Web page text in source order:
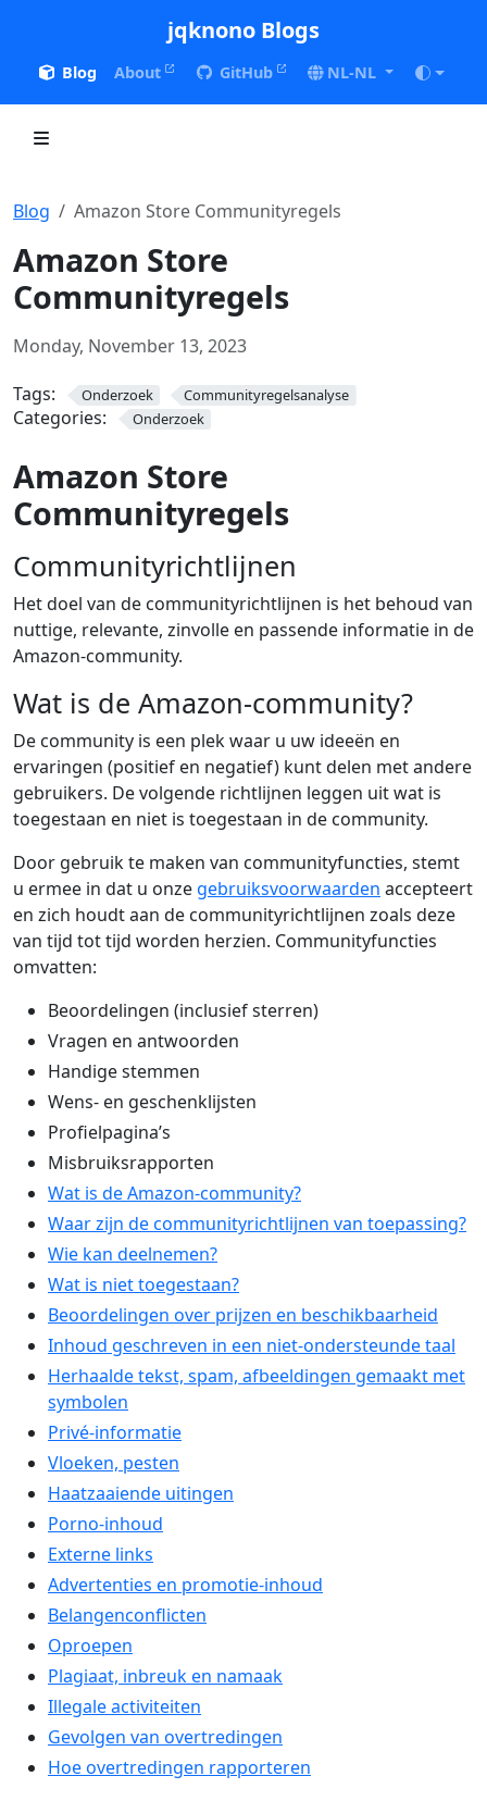
jqknono Blogs
Blog About GitHub NL-NL
Blog Amazon Store Communityregels
Amazon Store
Communityregels
Monday, November 13, 2023
Tags:
Onderzoek Communityregelsanalyse
Categories: Onderzoek
Amazon Store
Communityregels
Communityrichtlijnen
Het doel van de communityrichtlijnen is het behoud van
nuttige, relevante, zinvolle en passende informatie in de
Amazon-community.
Wat is de Amazon-community?
De community is een plek waar u uw ideeën en
ervaringen (positief en negatief) kunt delen met andere
gebruikers. De volgende richtlijnen leggen uit wat is
toegestaan en niet is toegestaan in de community.
Door gebruik te maken van communityfuncties, stemt
u ermee in dat u onze gebruiksvoorwaarden accepteert
en zich houdt aan de communityrichtlijnen zoals deze
van tijd tot tijd worden herzien. Communityfuncties
omvatten:
Beoordelingen (inclusief sterren)
Vragen en antwoorden
Handige stemmen
Wens- en geschenklijsten
Profielpagina’s
Misbruiksrapporten
Wat is de Amazon-community?
Waar zijn de communityrichtlijnen van toepassing?
Wie kan deelnemen?
Wat is niet toegestaan?
Beoordelingen over prijzen en beschikbaarheid
Inhoud geschreven in een niet-ondersteunde taal
Herhaalde tekst, spam, afbeeldingen gemaakt met
symbolen
Privé-informatie
Vloeken, pesten
Haatzaaiende uitingen
Porno-inhoud
Externe links
Advertenties en promotie-inhoud
Belangenconflicten
Oproepen
Plagiaat, inbreuk en namaak
Illegale activiteiten
Gevolgen van overtredingen
Hoe overtredingen rapporteren